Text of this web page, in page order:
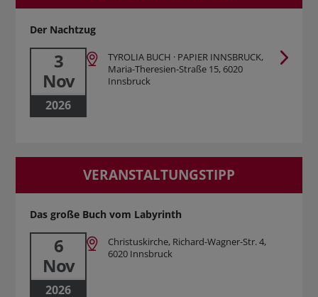
Der Nachtzug
3
Nov
2026
TYROLIA BUCH · PAPIER INNSBRUCK,
Maria-Theresien-Straße 15, 6020
Innsbruck
VERANSTALTUNGSTIPP
Das große Buch vom Labyrinth
6
Nov
2026
Christuskirche, Richard-Wagner-Str. 4,
6020 Innsbruck